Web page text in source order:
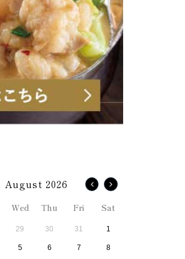
August 2026
Wed Thu Fri Sat
29 30 31 1
5 6 7 8